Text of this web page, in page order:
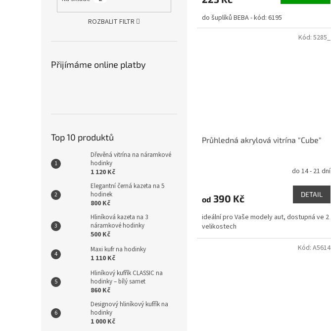
ROZBALIT FILTR
Přijímáme online platby
Top 10 produktů
Dřevěná vitrína na náramkové
hodinky
1 120 Kč
Elegantní černá kazeta na 5
hodinek
800 Kč
Hliníková kazeta na 3
náramkové hodinky
500 Kč
Maxi kufr na hodinky
1 110 Kč
Hliníkový kufřík CLASSIC na
hodinky – bílý samet
860 Kč
Designový hliníkový kufřík na
hodinky
1 000 Kč
do šuplíků BEBA - kód: 6195
Průhledná akrylová vitrína "Cube"
do 14 - 21 dní
od 390 Kč DETAIL
ideální pro Vaše modely aut, dostupná ve 2
velikostech
Kód: 5285_
Kód: A5614